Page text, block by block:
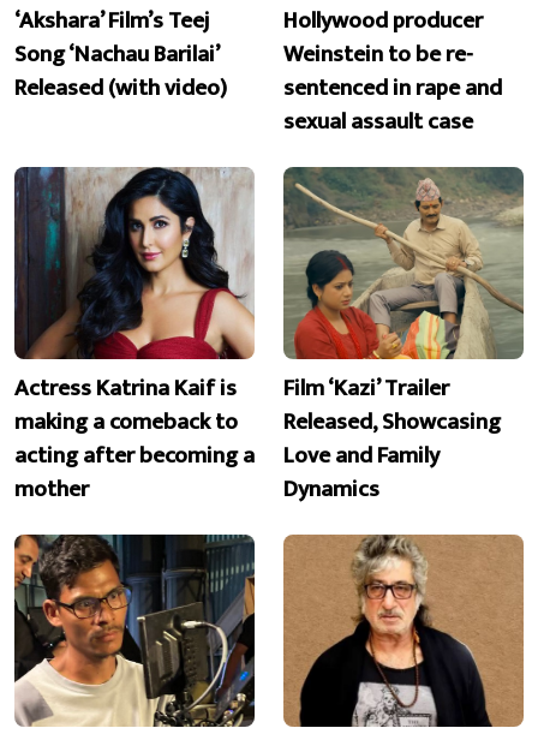
‘Akshara’ Film’s Teej
Song ‘Nachau Barilai’
Released (with video)
Hollywood producer
Weinstein to be re-
sentenced in rape and
sexual assault case
Actress Katrina Kaif is
making a comeback to
acting after becoming a
mother
Film ‘Kazi’ Trailer
Released, Showcasing
Love and Family
Dynamics